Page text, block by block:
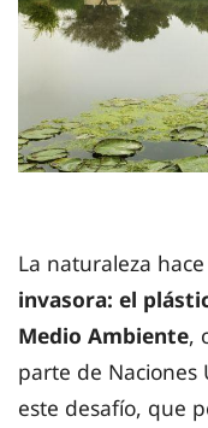
La naturaleza
invasora: el
Medio Ambiente,
parte de Naciones
este desafío, que